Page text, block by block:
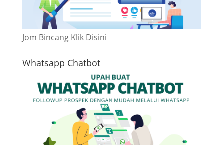
Jom Bincang Klik Disini
Whatsapp Chatbot